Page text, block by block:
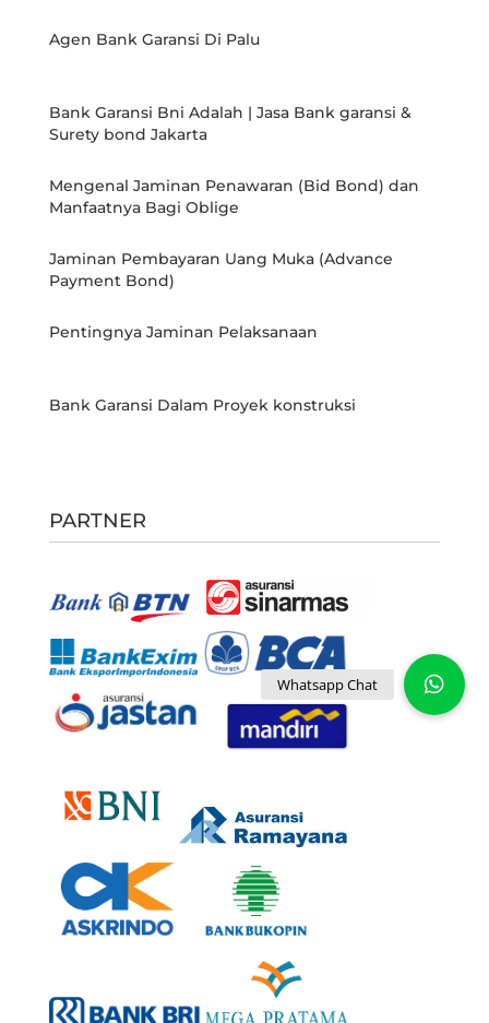
Agen Bank Garansi Di Palu
Bank Garansi Bni Adalah | Jasa Bank garansi &
Surety bond Jakarta
Mengenal Jaminan Penawaran (Bid Bond) dan
Manfaatnya Bagi Oblige
Jaminan Pembayaran Uang Muka (Advance
Payment Bond)
Pentingnya Jaminan Pelaksanaan
Bank Garansi Dalam Proyek konstruksi
PARTNER